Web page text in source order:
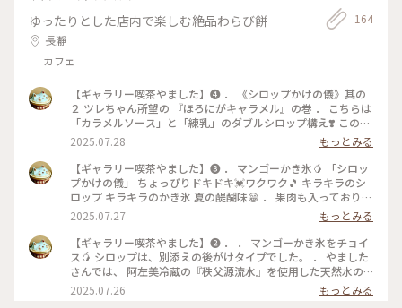
ゆったりとした店内で楽しむ絶品わらび餅
長瀞
カフェ
164
【ギャラリー喫茶やました】❹ ． 《シロップかけの儀》其の
２ ツレちゃん所望の 『ほろにがキャラメル』の巻 ． こちらは
「カラメルソース」と「練乳」のダブルシロップ構え❣️ このプ
リンのカラメルの様なシロップがその名の通り ビター感たっ
ぷりのほろ苦な大人な味で たまらない😋💘 カラメルだけでも
充分美味しく食べられるけれど そこへ別添えその2の練乳を追
いがけするとまろやかさがプラスされてキャラメルな味わいに
変身！ 一粒で２度美味しいかき氷でした🍧 ． ． キラキラのシ
ロップ キラキラのかき氷 The日本の夏🌻 ． ． 後かけタイプは
シロップをかける量の配分が大切ですね🍧 ． ． ． ． ． ． ．
． やましたさんでは、 阿左美冷蔵の『秩父源流水』を使用し
た天然水の純氷🧊のかき氷が頂けます🍧 ⚠️天然氷ではありま
せん （阿左美冷蔵さんの『天然氷』は自家消費のみで外部に
は卸していないと、以前に業界筋の方から聞いた事がありま
す。 阿左美冷蔵の『天然氷』🧊を頂けるのは直営店のみ❗️） と
2025.07.28
もっとみる
【ギャラリー喫茶やました】❸ ． マンゴーかき氷🥭 「シロッ
プかけの儀」 ちょっぴりドキドキ💓ワクワク🎵 キラキラのシ
ロップ キラキラのかき氷 夏の醍醐味😁 ． 果肉も入っておりま
する🥭 ． 後かけタイプは シロップをかける量の配分が大切で
すね🍧 ． ． ． ． ． ． ． ． やましたさんでは、 阿左美冷蔵
の『秩父源流水』を使用した天然水の純氷🧊のかき氷が頂けま
す🍧 ⚠️天然氷ではありません （阿左美冷蔵さんの『天然氷』
は自家消費のみで外部には卸していないと、以前に業界筋の方
から聞いた事があります。 阿左美冷蔵の『天然氷』🧊を頂ける
のは直営店のみ❗️） とはいえ！秩父源流水を文明の力で(笑)じ
2025.07.27
もっとみる
【ギャラリー喫茶やました】❷ ． ． マンゴーかき氷をチョイ
ス🥭 シロップは、別添えの後がけタイプでした。 ． やました
さんでは、 阿左美冷蔵の『秩父源流水』を使用した天然水の
純氷🧊のかき氷が頂けます🍧 ⚠️天然氷ではありません （阿左
美冷蔵さんの『天然氷』は自家消費のみで外部には卸していな
2025.07.26 もっとみる